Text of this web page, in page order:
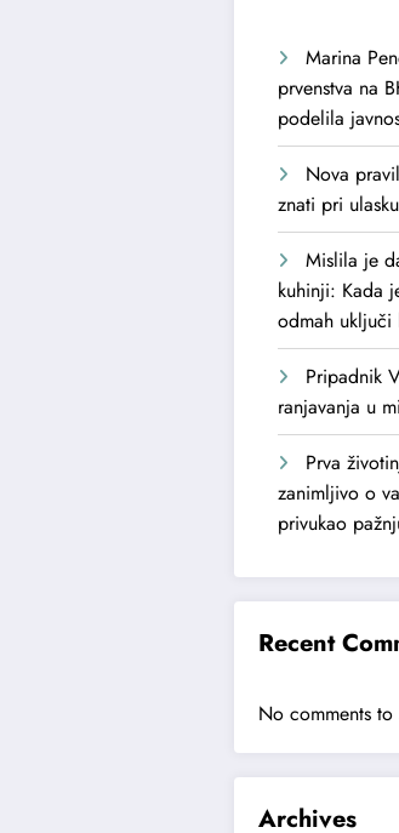
Marina
prvenstva na
podelila
Nova
znati pri
Mislila je
kuhinji: Kada
odmah uključi
Pripadnik
ranjavanja u
Prva
zanimljivo o
privukao
Recent
No comments to
Archives